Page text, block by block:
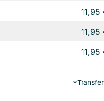
11,95
11,95
11,95